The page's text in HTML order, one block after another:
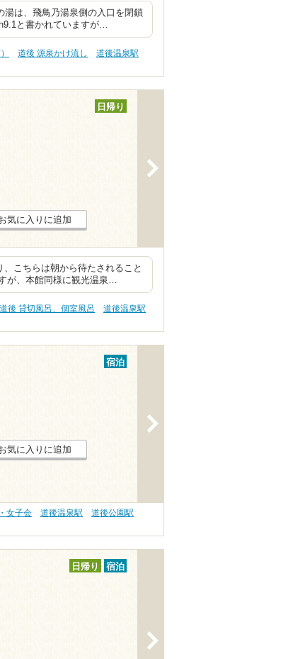
は、飛鳥乃湯泉側の入口を閉鎖
と書かれていますが…
道後 源泉かけ流し
道後温泉駅
日帰り
気に入りに追加
こちらは朝から待たされること
が、本館同様に観光温泉…
道後 貸切風呂、個室風呂
道後温泉駅
宿泊
気に入りに追加
女子会 道後温泉駅
道後公園駅
日帰り 宿泊